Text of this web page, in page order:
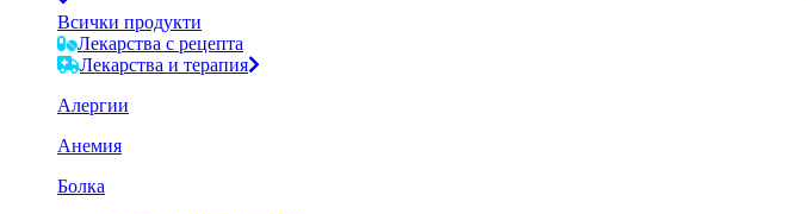
Всички продукти
Лекарства с рецепта
Лекарства и терапия
Алергии
Анемия
Болка